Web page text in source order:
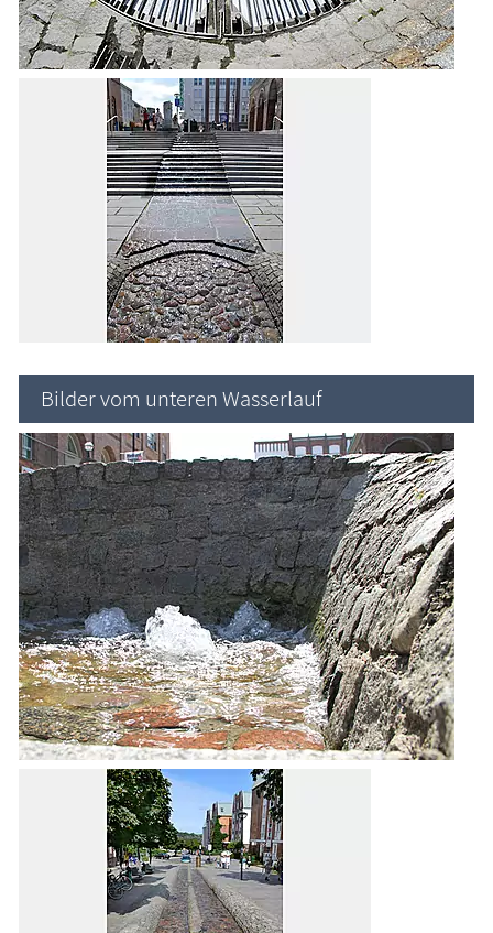
Bilder vom unteren Wasserlauf